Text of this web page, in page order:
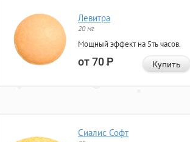
Левитра
20 мг
Мощный эффект на 5ть часов.
от 70Р Купить
Сиалис Софт